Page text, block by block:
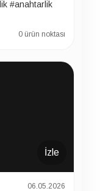
0 ürün noktası
İzle
06.05.2026